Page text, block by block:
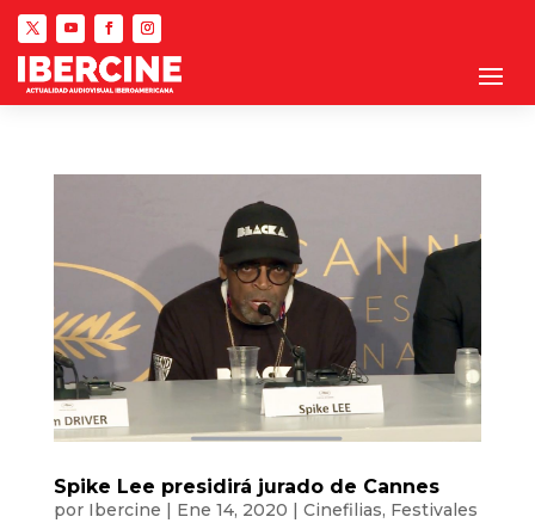
Spike Lee presidirá jurado de Cannes
por Ibercine | Ene 14, 2020 | Cinefilias, Festivales